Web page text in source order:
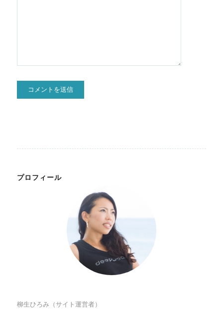
プロフィール
柳生ひろみ（サイト運営者）